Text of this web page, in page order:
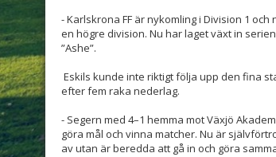
- Karlskrona FF är nykomling i Division 1
en högre division. Nu har laget växt in
”Ashe”.
Eskils kunde inte riktigt följa upp den fina
efter fem raka nederlag.
- Segern med 4–1 hemma mot Växjö
göra mål och vinna matcher. Nu är
av utan är beredda att gå in och göra